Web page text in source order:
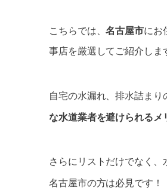
こちらでは、名古屋市にお
事店を厳選してご紹介しま
自宅の水漏れ、排水詰ま
な水道業者を避けられるメ
さらにリストだけでなく、
名古屋市の方は必見です！